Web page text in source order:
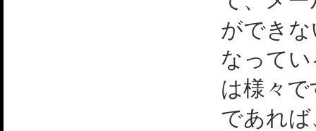
ができ
なって
は様々
であれ